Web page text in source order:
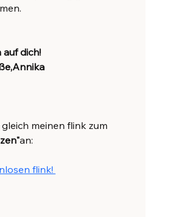
auf dich!
meinen flink zum
an:
flink!